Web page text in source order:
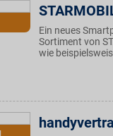
Ein neues
Sortiment von
wie